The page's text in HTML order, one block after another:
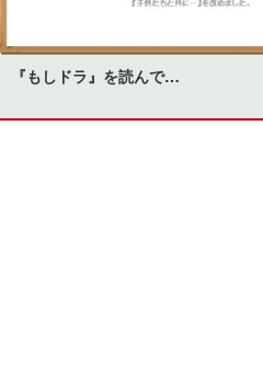
『もしドラ』を読んで…